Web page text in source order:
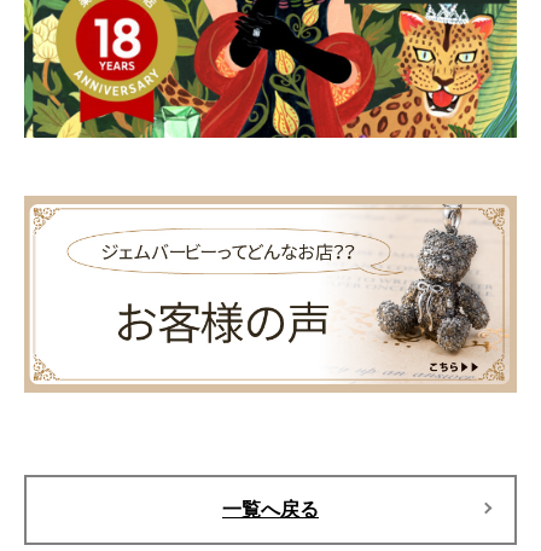
一覧へ戻る